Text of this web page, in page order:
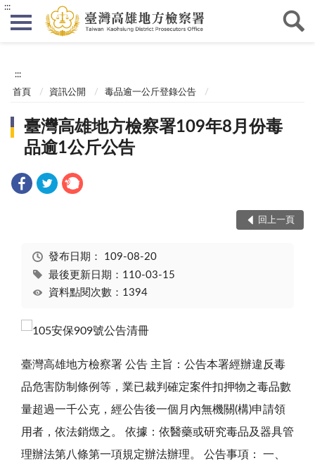
:::
:::
首頁 資訊公開 毒品逾一公斤登錄公告
臺灣高雄地方檢察署109年8月份毒
品逾1公斤公告
回上一頁
發布日期： 109-08-20
最後更新日期：110-03-15
資料點閱次數：1394
臺灣高雄地方檢察署 公告 主旨：公告本署經辦違反毒
品危害防制條例等，業已裁判確定案件扣押物之毒品數
量超過一千公克，經公告後一個月內無機關(構)申請領
用者，依法銷燬之。 依據：依醫藥或研究毒品及器具管
理辦法第八條第一項規定辦法辦理。 公告事項： 一、